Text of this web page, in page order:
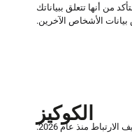
من أنها تتعلق ببياناتك
الأشخاص الآخرين.
الكوكيز
هذا الموقع لم يعد يخزن ملفات تعريف الارتباط منذ عام 2026.